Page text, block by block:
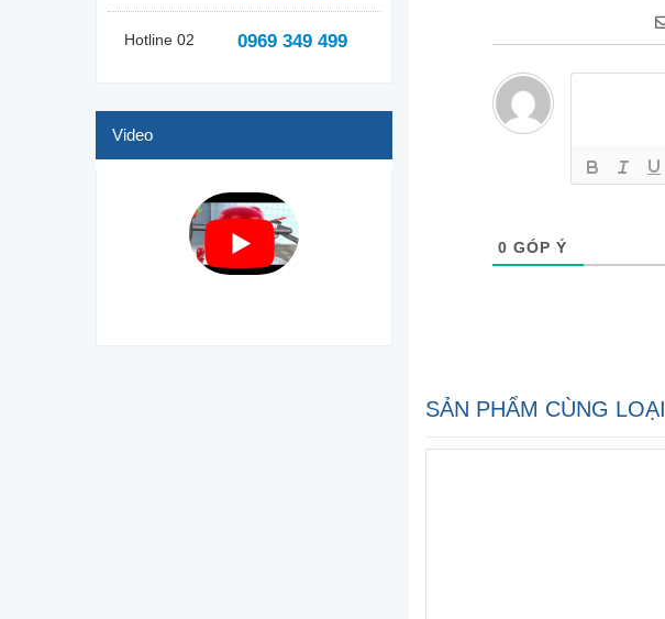
Hotline 02 0969 349 499
Video
0 GÓP Ý
SẢN PHẨM CÙNG LOẠI